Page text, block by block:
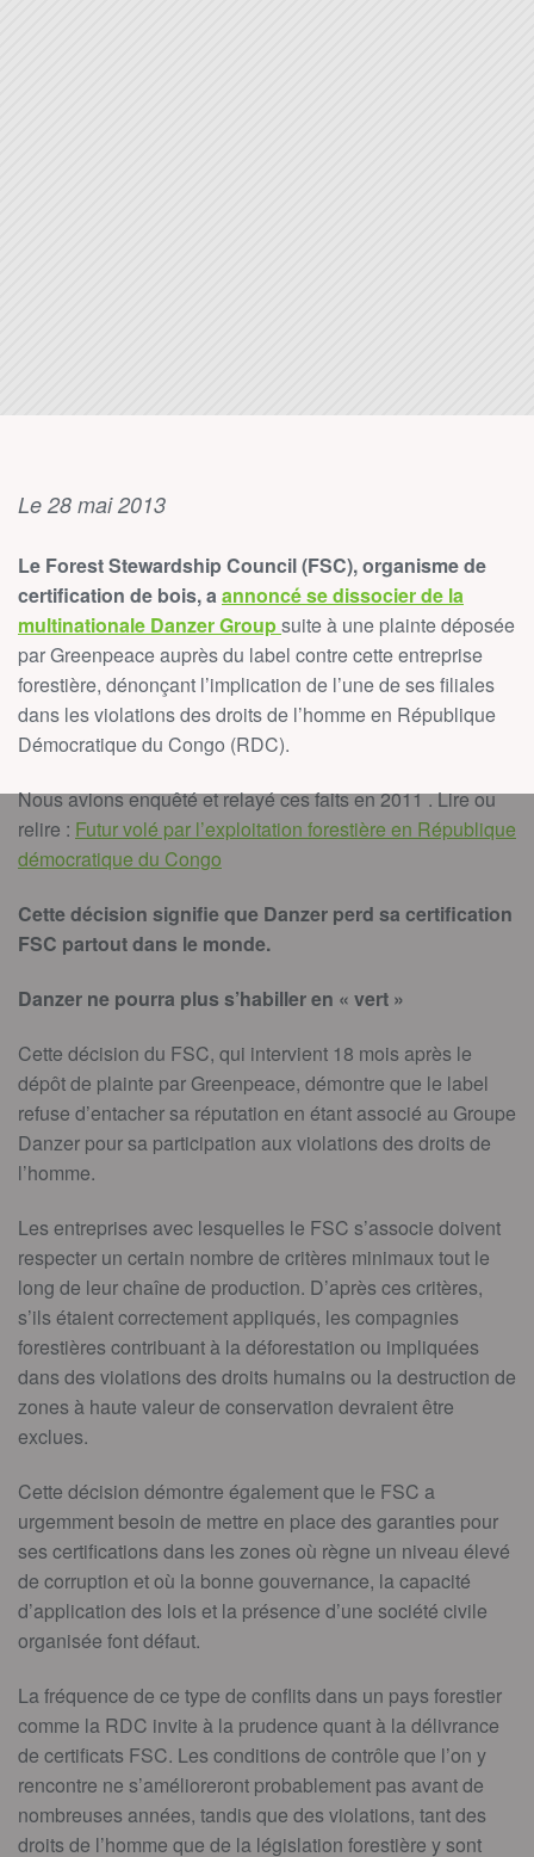
Le 28 mai 2013
Le Forest Stewardship Council (FSC), organisme de
certification de bois, aannoncé se dissocier de la
multinationale Danzer Groupsuite à une plainte déposée
par Greenpeace auprès du label contre cette entreprise
forestière, dénonçant l’implication de l’une de ses filiales
dans les violations des droits de l’homme en République
Démocratique du Congo (RDC).
Nous avions enquêté et relayé ces faits en 2011 . Lire ou
relire : Futur volé par l’exploitation forestière en République
démocratique du Congo
Cette décision signifie que Danzer perd sa certification
FSC partout dans le monde.
Danzer ne pourra plus s’habiller en « vert »
Cette décision du FSC, qui intervient 18 mois après le
dépôt de plainte par Greenpeace, démontre que le label
refuse d’entacher sa réputation en étant associé au Groupe
Danzer pour sa participation aux violations des droits de
l’homme.
Les entreprises avec lesquelles le FSC s’associe doivent
respecter un certain nombre de critères minimaux tout le
long de leur chaîne de production. D’après ces critères,
s’ils étaient correctement appliqués, les compagnies
forestières contribuant à la déforestation ou impliquées
dans des violations des droits humains ou la destruction de
zones à haute valeur de conservation devraient être
exclues.
Cette décision démontre également que le FSC a
urgemment besoin de mettre en place des garanties pour
ses certifications dans les zones où règne un niveau élevé
de corruption et où la bonne gouvernance, la capacité
d’application des lois et la présence d’une société civile
organisée font défaut.
La fréquence de ce type de conflits dans un pays forestier
comme la RDC invite à la prudence quant à la délivrance
de certificats FSC. Les conditions de contrôle que l’on y
rencontre ne s’amélioreront probablement pas avant de
nombreuses années, tandis que des violations, tant des
droits de l’homme que de la législation forestière y sont